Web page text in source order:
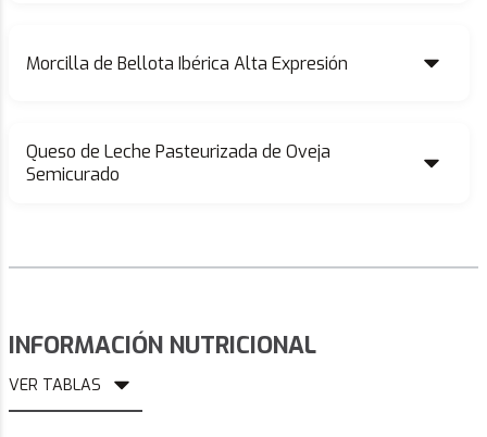
Morcilla de Bellota Ibérica Alta Expresión
Queso de Leche Pasteurizada de Oveja
Semicurado
INFORMACIÓN NUTRICIONAL
VER TABLAS